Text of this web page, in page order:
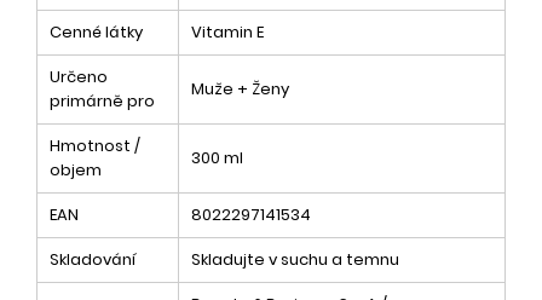
Cenné látky
Vitamin E
Určeno
primárně pro
Muže + Ženy
Hmotnost /
objem
300 ml
EAN
8022297141534
Skladování
Skladujte v suchu a temnu